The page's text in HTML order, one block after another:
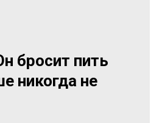
бросит пить
никогда не